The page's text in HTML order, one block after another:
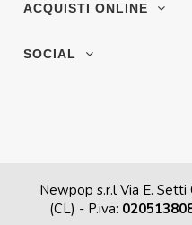
ACQUISTI ONLINE
SOCIAL
Newpop s.r.l Via E.
(CL) - P.iva: